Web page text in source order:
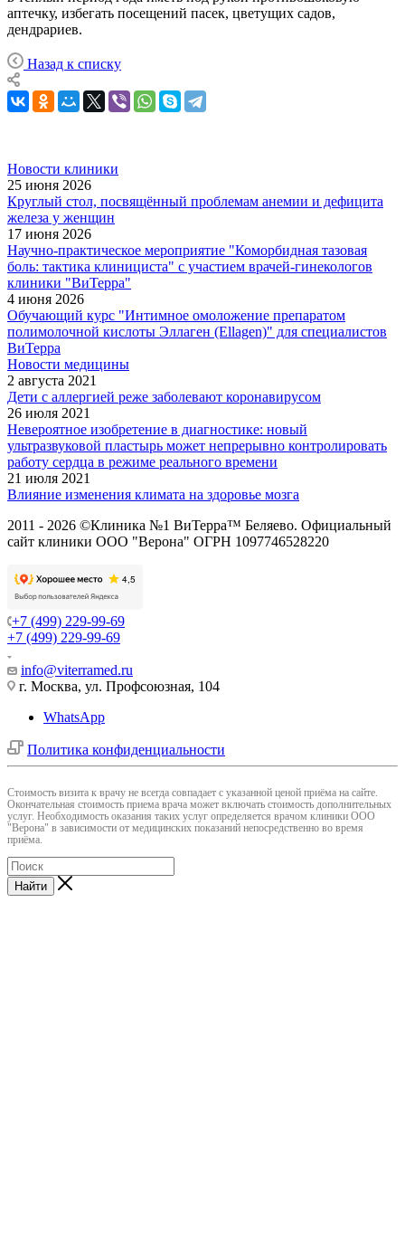
аптечку, избегать посещений пасек, цветущих садов,
дендрариев.
Назад к списку
Новости клиники
25 июня 2026
Круглый стол, посвящённый проблемам анемии и дефицита
железа у женщин
17 июня 2026
Научно-практическое мероприятие "Коморбидная тазовая
боль: тактика клинициста" с участием врачей-гинекологов
клиники "ВиТерра"
4 июня 2026
Обучающий курс "Интимное омоложение препаратом
полимолочной кислоты Эллаген (Ellagen)" для специалистов
ВиТерра
Новости медицины
2 августа 2021
Дети с аллергией реже заболевают коронавирусом
26 июля 2021
Невероятное изобретение в диагностике: новый
ультразвуковой пластырь может непрерывно контролировать
работу сердца в режиме реального времени
21 июля 2021
Влияние изменения климата на здоровье мозга
2011 - 2026 ©Клиника №1 ВиТерра™ Беляево. Официальный
сайт клиники ООО "Верона" ОГРН 1097746528220
+7 (499) 229-99-69
+7 (499) 229-99-69
info@viterramed.ru
г. Москва, ул. Профсоюзная, 104
WhatsApp
Политика конфиденциальности
Cтоимость визита к врачу не всегда совпадает с указанной ценой приёма на сайте.
Окончательная стоимость приема врача может включать стоимость дополнительных
услуг. Необходимость оказания таких услуг определяется врачом клиники ООО
"Верона" в зависимости от медицинских показаний непосредственно во время
приёма.
Найти